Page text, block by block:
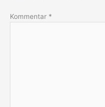
Kommentar *